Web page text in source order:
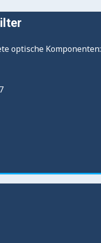
optische Komponenten: